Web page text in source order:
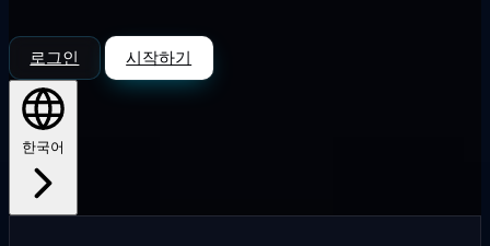
로그인 시작하기
한국어